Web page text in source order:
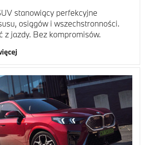
stanowiący perfekcyjne
osiągów i wszechstronności.
z jazdy. Bez kompromisów.